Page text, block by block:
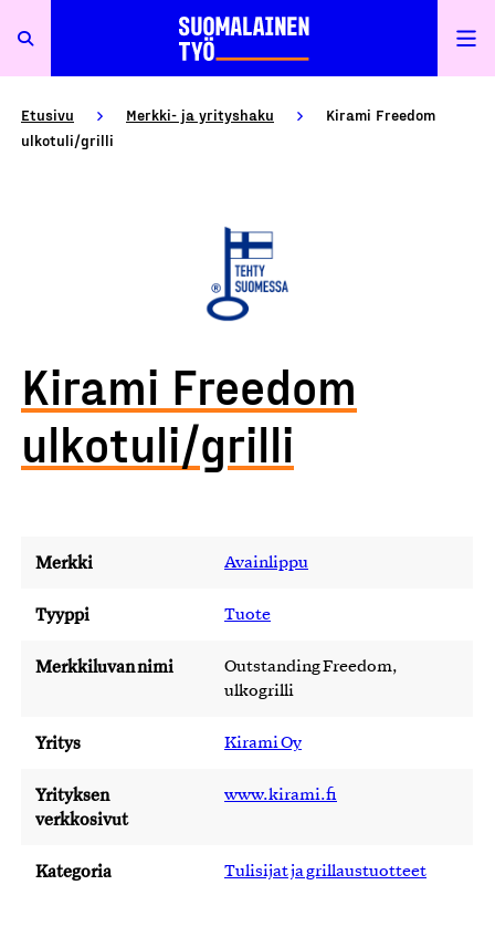
Etusivu Merkki- ja yrityshaku
Kirami Freedom
ulkotuli/grilli
Kirami Freedom
ulkotuli/grilli
Merkki Avainlippu
Tyyppi Tuote
Merkkiluvan nimi
Outstanding Freedom,
ulkogrilli
Yritys Kirami Oy
Yrityksen
verkkosivut
www.kirami.fi
Kategoria Tulisijat ja grillaustuotteet